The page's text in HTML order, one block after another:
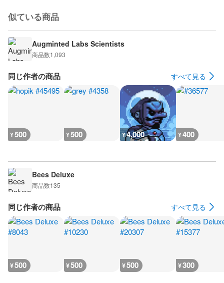
似ている商品
Augminted Labs Scientists
商品数1,093
同じ作者の商品 すべて見る
¥500 ¥500 ¥4,000 ¥400
Bees Deluxe
商品数135
同じ作者の商品 すべて見る
¥500 ¥500 ¥500 ¥300